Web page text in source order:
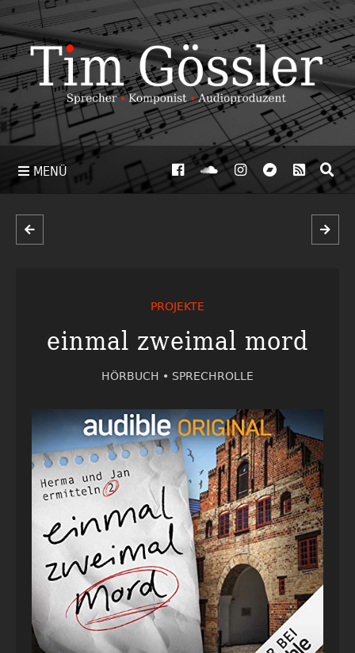
MENÜ
PROJEKTE
einmal zweimal mord
HÖRBUCH • SPRECHROLLE